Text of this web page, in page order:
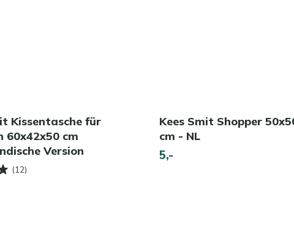
Kissentasche für
60x42x50 cm
Version
(12)
Kees Smit Shopper
cm - NL
5,-